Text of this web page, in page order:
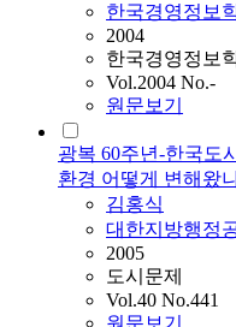
한국경영정보
2004
한국경영정보
Vol.2004 No.-
원문보기
광복 60주년-한국도
환경 어떻게 변해왔
김홍식
대한지방행정
2005
도시문제
Vol.40 No.441